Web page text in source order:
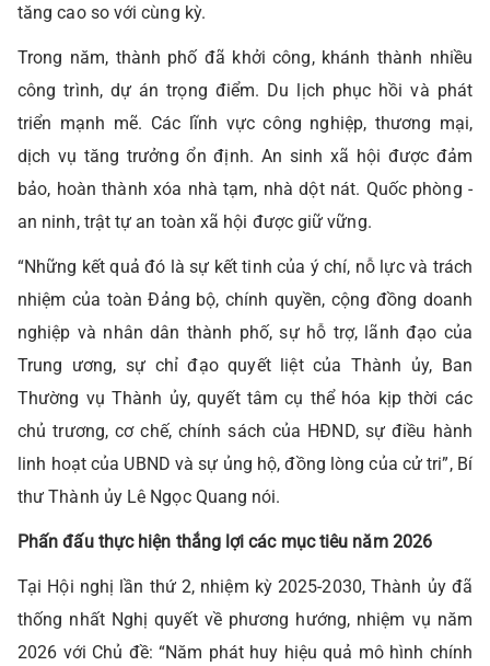
tăng cao so với cùng kỳ.
Trong năm, thành phố đã khởi công, khánh thành nhiều
công trình, dự án trọng điểm. Du lịch phục hồi và phát
triển mạnh mẽ. Các lĩnh vực công nghiệp, thương mại,
dịch vụ tăng trưởng ổn định. An sinh xã hội được đảm
bảo, hoàn thành xóa nhà tạm, nhà dột nát. Quốc phòng -
an ninh, trật tự an toàn xã hội được giữ vững.
“Những kết quả đó là sự kết tinh của ý chí, nỗ lực và trách
nhiệm của toàn Đảng bộ, chính quyền, cộng đồng doanh
nghiệp và nhân dân thành phố, sự hỗ trợ, lãnh đạo của
Trung ương, sự chỉ đạo quyết liệt của Thành ủy, Ban
Thường vụ Thành ủy, quyết tâm cụ thể hóa kịp thời các
chủ trương, cơ chế, chính sách của HĐND, sự điều hành
linh hoạt của UBND và sự ủng hộ, đồng lòng của cử tri”, Bí
thư Thành ủy Lê Ngọc Quang nói.
Phấn đấu thực hiện thắng lợi các mục tiêu năm 2026
Tại Hội nghị lần thứ 2, nhiệm kỳ 2025-2030, Thành ủy đã
thống nhất Nghị quyết về phương hướng, nhiệm vụ năm
2026 với Chủ đề: “Năm phát huy hiệu quả mô hình chính